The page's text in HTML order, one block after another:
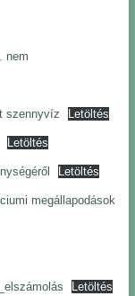
nem
szennyvíz Letöltés
Letöltés
Letöltés
megállapodások
Letöltés